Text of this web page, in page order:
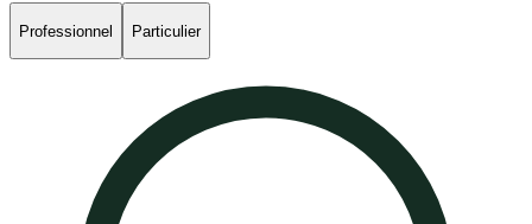
Professionnel Particulier